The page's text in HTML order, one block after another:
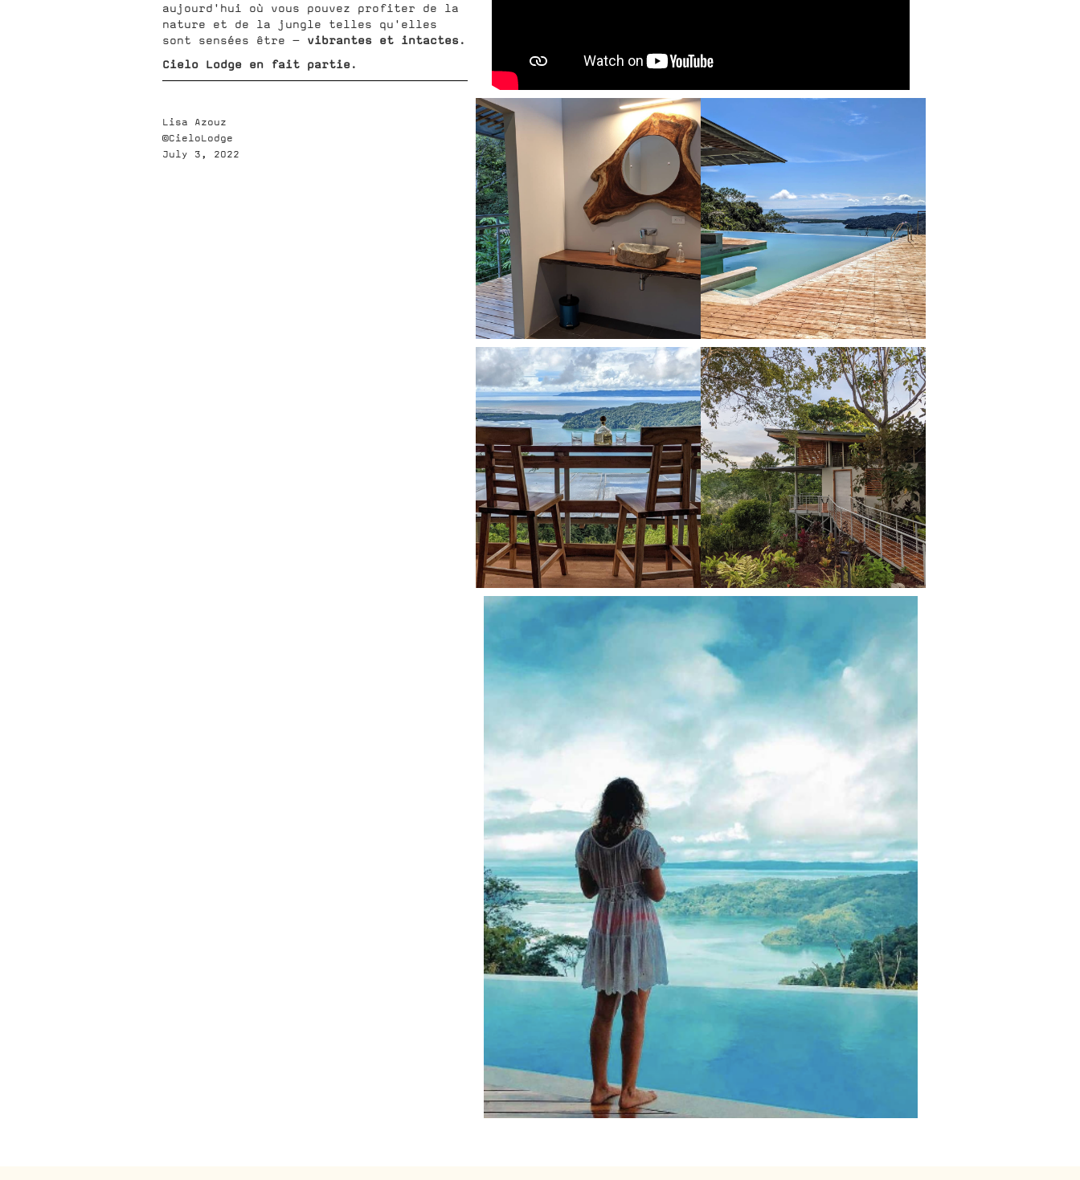
aujourd'hui où vous pouvez profiter de la
nature et de la jungle telles qu'elles
sont sensées être - vibrantes et intactes.
Cielo Lodge en fait partie.
Lisa Azouz
©CieloLodge
July 3, 2022